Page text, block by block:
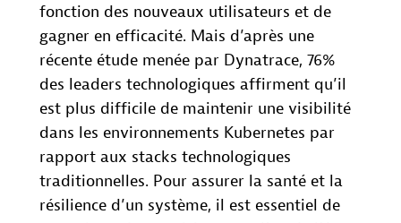
fonction des nouveaux utilisateurs et de
gagner en efficacité. Mais d’après une
récente étude menée par Dynatrace, 76%
des leaders technologiques affirment qu’il
est plus difficile de maintenir une visibilité
dans les environnements Kubernetes par
rapport aux stacks technologiques
traditionnelles. Pour assurer la santé et la
résilience d’un système, il est essentiel de